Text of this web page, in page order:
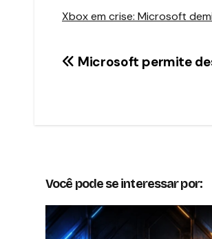
Xbox em crise: Microsoft
Navegação
Microsoft permite
Você pode se interessar por: